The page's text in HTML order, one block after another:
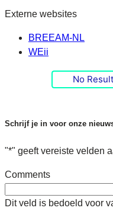
Externe websites
BREEAM-NL
WEii
No Result
Schrijf je in voor onze
"*" geeft vereiste velden
Comments
Dit veld is bedoeld voor